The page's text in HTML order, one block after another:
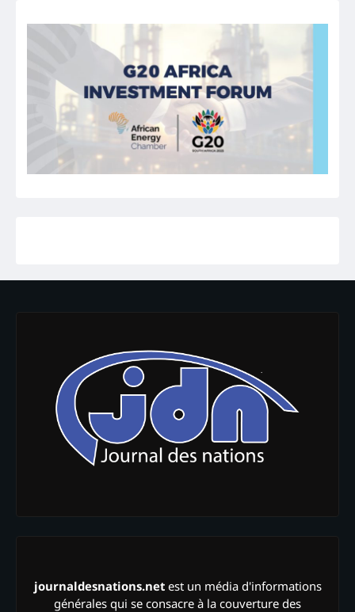
journaldesnations.netest un média d'informations
générales qui se consacre à la couverture des